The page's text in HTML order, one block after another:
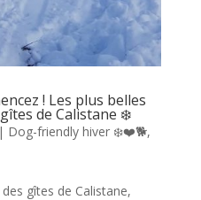
! Les plus belles
de Calistane ❄️
| Dog-friendly hiver ❄️❤️🐕,
gîtes de Calistane,